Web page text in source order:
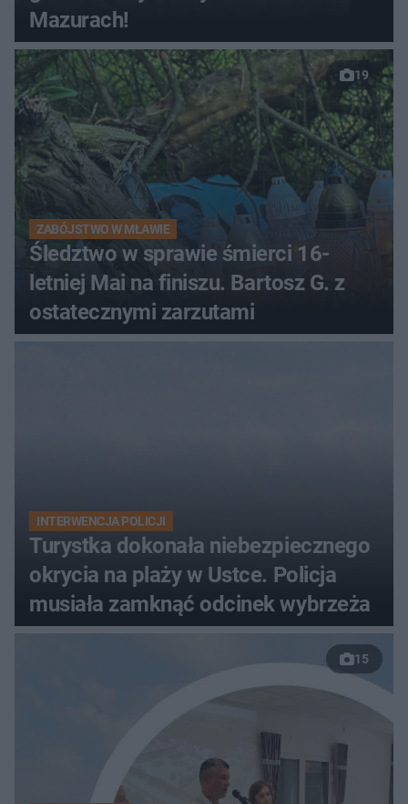
Mazurach!
19
ZABÓJSTWO W MŁAWIE
Śledztwo w sprawie śmierci 16-
letniej Mai na finiszu. Bartosz G. z
ostatecznymi zarzutami
INTERWENCJA POLICJI
Turystka dokonała niebezpiecznego
okrycia na plaży w Ustce. Policja
musiała zamknąć odcinek wybrzeża
15